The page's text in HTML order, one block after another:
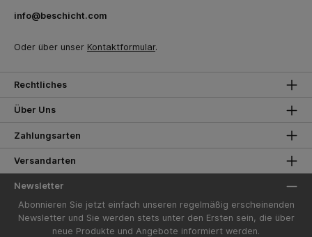
info@beschicht.com
Oder über unser Kontaktformular.
Rechtliches
Über Uns
Zahlungsarten
Versandarten
Newsletter
Abonnieren Sie jetzt einfach unseren regelmäßig erscheinenden
Newsletter und Sie werden stets unter den Ersten sein, die über
neue Produkte und Angebote informiert werden.